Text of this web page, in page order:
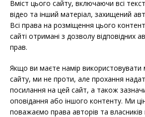
Вміст цього сайту, включаючи всі
відео та інший матеріал, захищений
Всі права на розміщення цього
сайті отримані з дозволу відповідних
прав.
Якщо ви маєте намір використовувати
сайту, ми не проти, але прохання
посилання на цей сайт, а також
оповідання або іншого контенту. Ми
поважаємо права авторів та